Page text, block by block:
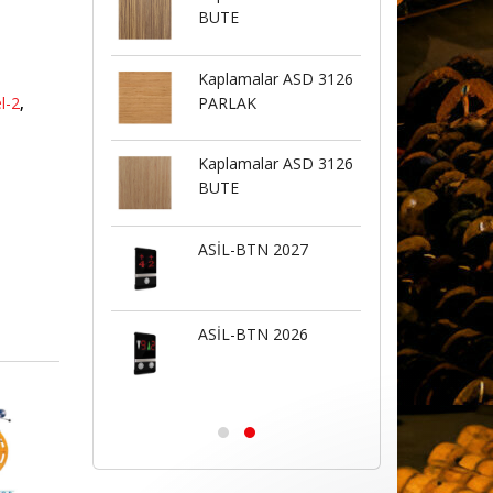
2,
BUTE
Kaplamalar ASD 3126
PARLAK
Kaplamalar ASD 3126
BUTE
ASİL-BTN 2027
ASİL-BTN 2026